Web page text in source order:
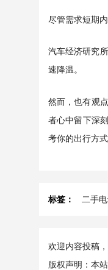
尽管需求短期
汽车经济研究
速降温。
然而，也有观
者心中留下深
考你的出行方式
标签： 二手
欢迎内容投稿
版权声明：本